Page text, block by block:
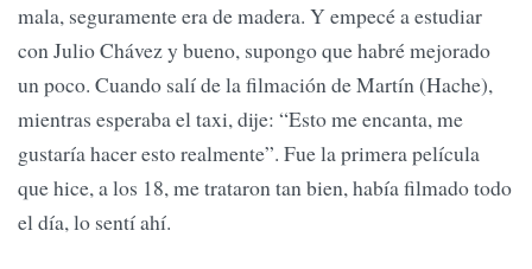
mala, seguramente era de madera. Y empecé a estudiar
con Julio Chávez y bueno, supongo que habré mejorado
un poco. Cuando salí de la filmación de Martín (Hache),
mientras esperaba el taxi, dije: “Esto me encanta, me
gustaría hacer esto realmente”. Fue la primera película
que hice, a los 18, me trataron tan bien, había filmado todo
el día, lo sentí ahí.